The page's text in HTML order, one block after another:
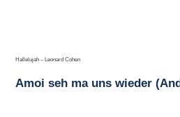
Hallelujah – Leonard Cohen
Amoi seh ma uns wieder